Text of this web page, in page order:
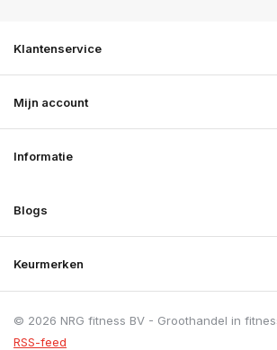
Klantenservice
Mijn account
Informatie
Blogs
Keurmerken
© 2026 NRG fitness BV - Groothandel in
RSS-feed